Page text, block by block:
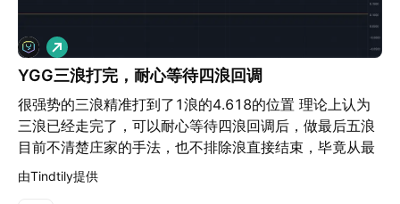
YGG三浪打完，耐心等待四浪回调
很强势的三浪精准打到了1浪的4.618的位置 理论上认为
三浪已经走完了，可以耐心等待四浪回调后，做最后五浪
目前不清楚庄家的手法，也不排除浪直接结束，毕竟从最
底部翻了5倍 支撑可以耐心等待0.4附近，找机会上车搏一
做
多
由Tindtily提供